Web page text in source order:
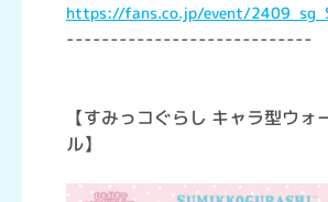
https://fans.co.jp/event/
----------------------------
【すみっコぐらし キャラ型ウォ
ル】